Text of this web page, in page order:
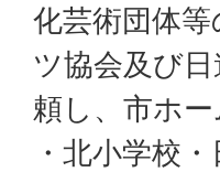
化芸術団体
ツ協会及び
頼し、市ホ
・北小学校